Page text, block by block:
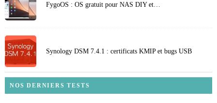
FygoOS : OS gratuit pour NAS DIY et…
Synology DSM 7.4.1 : certificats KMIP et bugs USB
NOS DERNIERS TESTS